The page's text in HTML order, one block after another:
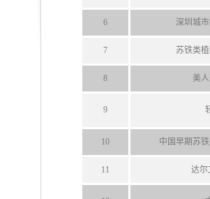
6 深圳城
7 苏铁类
8 美
9
10 中国早期苏
11 达尔